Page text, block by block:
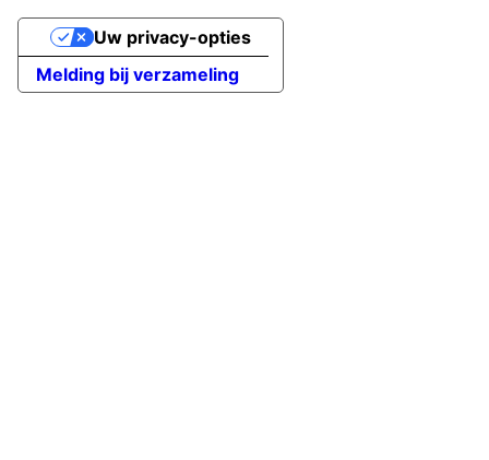
Melding bij verzameling
Uw privacy-opties